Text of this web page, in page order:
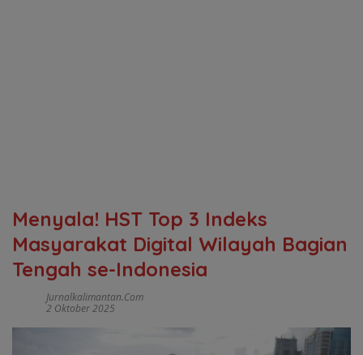
Menyala! HST Top 3 Indeks
Masyarakat Digital Wilayah Bagian
Tengah se-Indonesia
Jurnalkalimantan.com
2 Oktober 2025